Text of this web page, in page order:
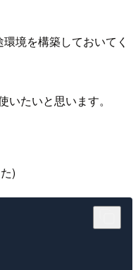
境を構築しておいてく
たいと思います。
)